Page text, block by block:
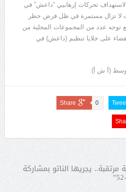
لاستهداف تحركات إرهابيي “داعش” في
لا تزال مستمرة في ظل فرض حظر
توجه عدد من المجموعات المحلية من
على خلايا تنظيم (داعش) في
(أ ش أ)
Share 0
مرتقبة.. يجريها الناتو بمشاركة